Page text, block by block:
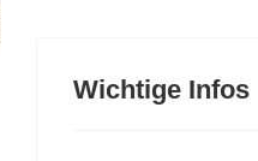
Wichtige Infos